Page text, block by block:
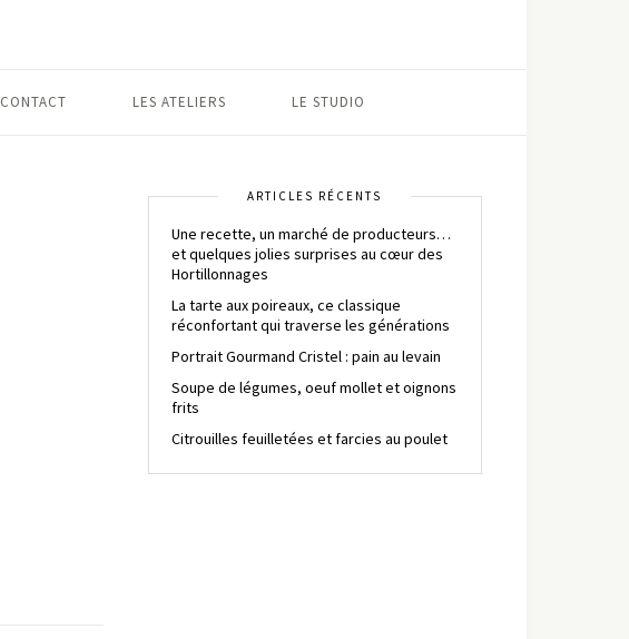
CONTACT LES ATELIERS LE STUDIO
ARTICLES RÉCENTS
Une recette, un marché de producteurs…
et quelques jolies surprises au cœur des
Hortillonnages
La tarte aux poireaux, ce classique
réconfortant qui traverse les générations
Portrait Gourmand Cristel : pain au levain
Soupe de légumes, oeuf mollet et oignons
frits
Citrouilles feuilletées et farcies au poulet